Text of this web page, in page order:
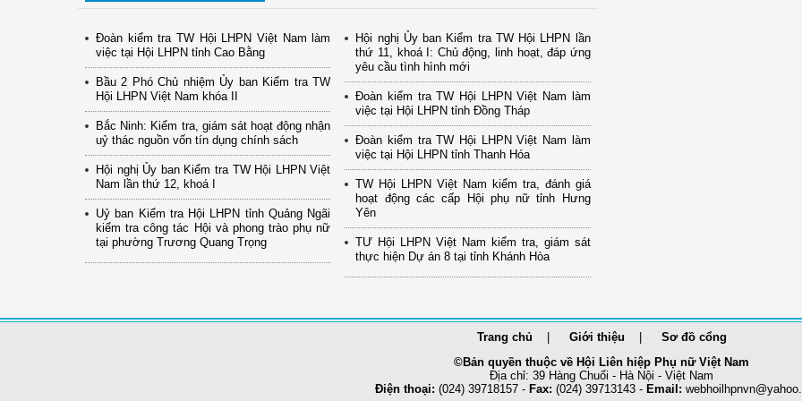
Đoàn kiểm tra TW Hội LHPN Việt Nam làm
việc tại Hội LHPN tỉnh Cao Bằng
Bầu 2 Phó Chủ nhiệm Ủy ban Kiểm tra TW
Hội LHPN Việt Nam khóa II
Bắc Ninh: Kiểm tra, giám sát hoạt động nhận
uỷ thác nguồn vốn tín dụng chính sách
Hội nghị Ủy ban Kiểm tra TW Hội LHPN Việt
Nam lần thứ 12, khoá I
Uỷ ban Kiểm tra Hội LHPN tỉnh Quảng Ngãi
kiểm tra công tác Hội và phong trào phụ nữ
tại phường Trương Quang Trọng
Hội nghị Ủy ban Kiểm tra TW Hội LHPN lần
thứ 11, khoá I: Chủ động, linh hoạt, đáp ứng
yêu cầu tình hình mới
Đoàn kiểm tra TW Hội LHPN Việt Nam làm
việc tại Hội LHPN tỉnh Đồng Tháp
Đoàn kiểm tra TW Hội LHPN Việt Nam làm
việc tại Hội LHPN tỉnh Thanh Hóa
TW Hội LHPN Việt Nam kiểm tra, đánh giá
hoạt động các cấp Hội phụ nữ tỉnh Hưng
Yên
TƯ Hội LHPN Việt Nam kiểm tra, giám sát
thực hiện Dự án 8 tại tỉnh Khánh Hòa
Trang chủ Giới thiệu
Sơ đồ cổng
©Bản quyền thuộc về Hội Liên hiệp Phụ nữ Việt Nam
Địa chỉ: 39 Hàng Chuối - Hà Nội - Việt Nam
Điện thoại: (024) 39718157 - Fax: (024) 39713143 - Email: